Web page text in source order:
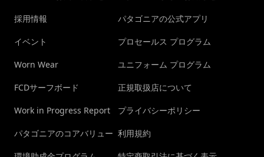
採用情報
イベント
Worn Wear
FCDサーフボード
Work in Progress Report
パタゴニアのコアバリュー
パタゴニアの公式アプリ
プロセールス プログラム
ユニフォーム プログラム
正規取扱店について
プライバシーポリシー
利用規約